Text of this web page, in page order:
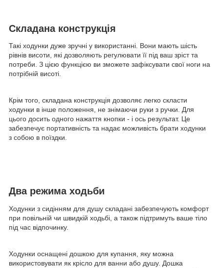
Складана конструкція
Такі ходунки дуже зручні у використанні. Вони мають шість
рівнів висоти, які дозволяють регулювати її під ваш зріст та
потреби. З цією функцією ви зможете зафіксувати свої ноги на
потрібній висоті.
Крім того, складана конструкція дозволяє легко скласти
ходунки в інше положення, не знімаючи руки з ручки. Для
цього досить одного нажаття кнопки - і ось результат. Це
забезпечує портативність та надає можливість брати ходунки
з собою в поїздки.
Два режима ходьби
Ходунки з сидінням для душу складані забезпечують комфорт
при повільній чи швидкій ходьбі, а також підтримуть ваше тіло
під час відпочинку.
Ходунки оснащені дошкою для купання, яку можна
використовувати як крісло для ванни або душу. Дошка